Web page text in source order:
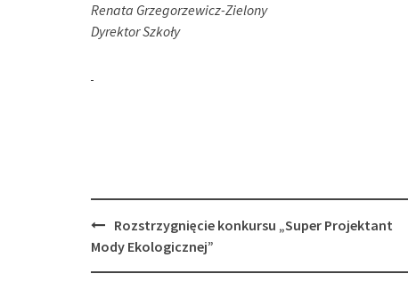
Renata Grzegorzewicz-Zielony
Dyrektor Szkoły
Post
navigation
Rozstrzygnięcie konkursu „Super Projektant
Mody Ekologicznej”